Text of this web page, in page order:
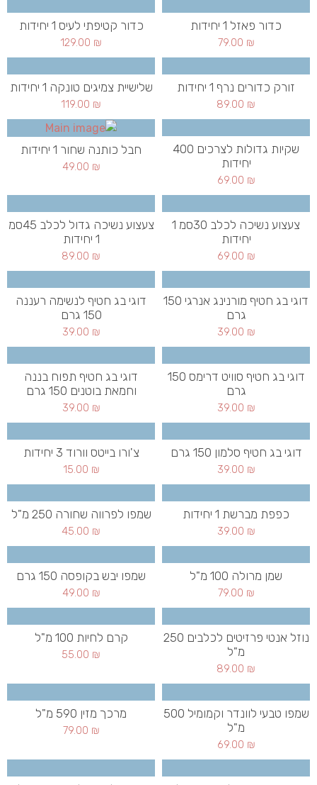
כדור פאזל 1 יחידות
79.00 ₪
כדור קטיפתי לעיס 1 יחידות
129.00 ₪
זורק כדורים נרף 1 יחידות
89.00 ₪
שלישיית צמיגים טונקה 1 יחידות
119.00 ₪
שקיות גדולות לצרכים 400
יחידות
69.00 ₪
חבל כותנה שחור 1 יחידות
49.00 ₪
צעצוע נשיכה לכלב 30סמ 1
יחידות
69.00 ₪
צעצוע נשיכה גדול לכלב 45סמ
1 יחידות
89.00 ₪
דוגי בג חטיף מורנינג אנרגי 150
גרם
39.00 ₪
דוגי בג חטיף לנשימה רעננה
150 גרם
39.00 ₪
דוגי בג חטיף סוויט דרימס 150
גרם
39.00 ₪
דוגי בג חטיף תפוח בננה
וחמאת בוטנים 150 גרם
39.00 ₪
דוגי בג חטיף סלמון 150 גרם
39.00 ₪
צ'ורו בייטס וורוד 3 יחידות
15.00 ₪
כפפת מברשת 1 יחידות
39.00 ₪
שמפו לפרווה שחורה 250 מ"ל
45.00 ₪
שמן מרולה 100 מ"ל
79.00 ₪
שמפו יבש בקופסה 150 גרם
49.00 ₪
נוזל אנטי פרזיטים לכלבים 250
מ"ל
89.00 ₪
קרם לחיות 100 מ"ל
55.00 ₪
שמפו טבעי לוונדר וקמומיל 500
מ"ל
69.00 ₪
מרכך מזין 590 מ"ל
79.00 ₪